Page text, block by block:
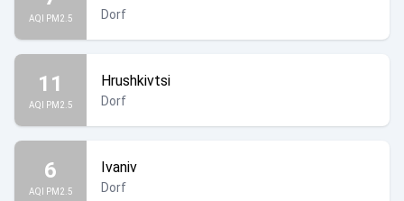
AQI PM2.5 Dorf
11
AQI PM2.5
Hrushkivtsi
Dorf
6
AQI PM2.5
Ivaniv
Dorf